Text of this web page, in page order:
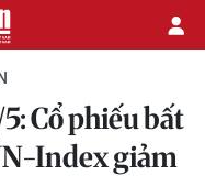
Cổ phiếu bất
Index giảm